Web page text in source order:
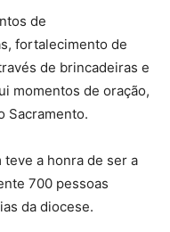
de
fortalecimento de
de brincadeiras e
momentos de oração,
Sacramento.
teve a honra de ser a
700 pessoas
da diocese.